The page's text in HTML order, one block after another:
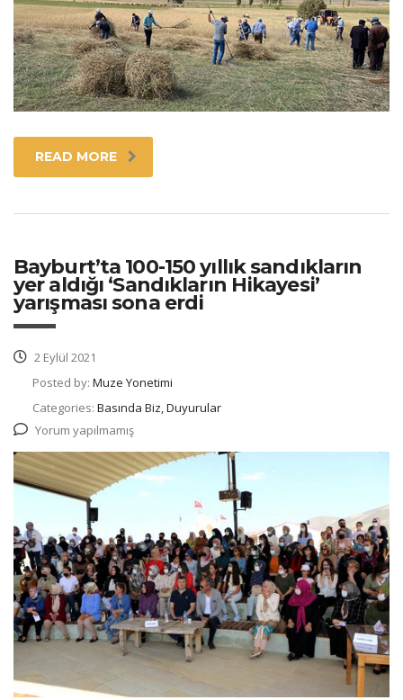
READ MORE
Bayburt’ta 100-150 yıllık sandıkların
yer aldığı ‘Sandıkların Hikayesi’
yarışması sona erdi
2 Eylül 2021
Posted by: Muze Yonetimi
Categories: Basında Biz, Duyurular
Yorum yapılmamış